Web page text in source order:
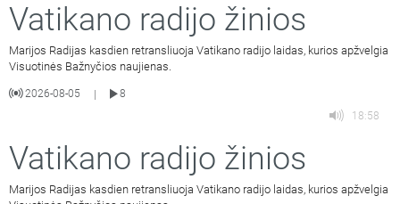
Vatikano radijo žinios
Marijos Radijas kasdien retransliuoja Vatikano radijo laidas, kurios apžvelgia
Visuotinės Bažnyčios naujienas.
2026-08-05 |
8
18:58
Vatikano radijo žinios
Marijos Radijas kasdien retransliuoja Vatikano radijo laidas, kurios apžvelgia